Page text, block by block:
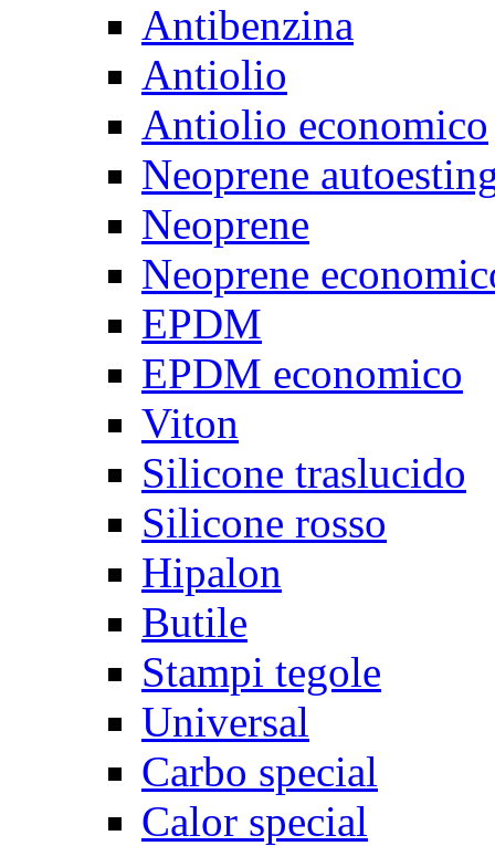
Antibenzina
Antiolio
Antiolio economico
Neoprene
Neoprene
Neoprene
EPDM
EPDM economico
Viton
Silicone traslucido
Silicone rosso
Hipalon
Butile
Stampi tegole
Universal
Carbo special
Calor special